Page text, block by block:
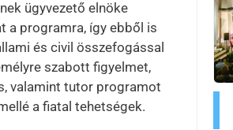
ügyvezető elnöke
a programra, így ebből is
és civil összefogással
szabott figyelmet,
valamint tutor programot
a fiatal tehetségek.